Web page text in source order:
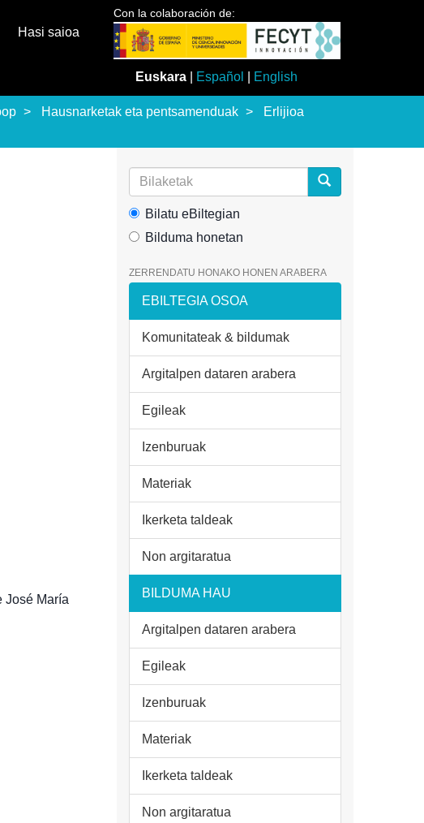
Con la colaboración de:
Euskara Español English
Hasi saioa
Hausnarketak eta pentsamenduak
Erlijioa
José María
Bilatu eBiltegian
Bilduma honetan
ZERRENDATU HONAKO HONEN ARABERA
EBILTEGIA OSOA
Komunitateak & bildumak
Argitalpen dataren arabera
Egileak
Izenburuak
Materiak
Ikerketa taldeak
Non argitaratua
BILDUMA HAU
Argitalpen dataren arabera
Egileak
Izenburuak
Materiak
Ikerketa taldeak
Non argitaratua